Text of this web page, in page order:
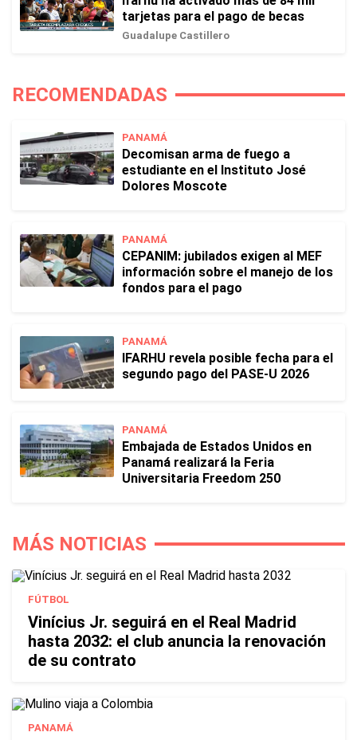
tarjetas para el pago de becas
Guadalupe Castillero
RECOMENDADAS
PANAMÁ
Decomisan arma de fuego a
estudiante en el Instituto José
Dolores Moscote
PANAMÁ
CEPANIM: jubilados exigen al MEF
información sobre el manejo de los
fondos para el pago
PANAMÁ
IFARHU revela posible fecha para el
segundo pago del PASE-U 2026
PANAMÁ
Embajada de Estados Unidos en
Panamá realizará la Feria
Universitaria Freedom 250
MÁS NOTICIAS
FÚTBOL
Vinícius Jr. seguirá en el Real Madrid
hasta 2032: el club anuncia la renovación
de su contrato
PANAMÁ